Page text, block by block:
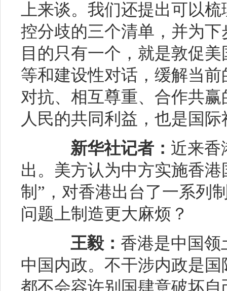
上来谈。我们还提出可以
控分歧的三个清单，并为
目的只有一个，就是敦促
等和建设性对话，缓解当
对抗、相互尊重、合作共
人民的共同利益，也是国
新华社记者： 近来香
出。美方认为中方实施香
制”，对香港出台了一系列
问题上制造更大麻烦？
王毅： 香港是中国领
中国内政。不干涉内政是
都不会容许别国肆意破坏